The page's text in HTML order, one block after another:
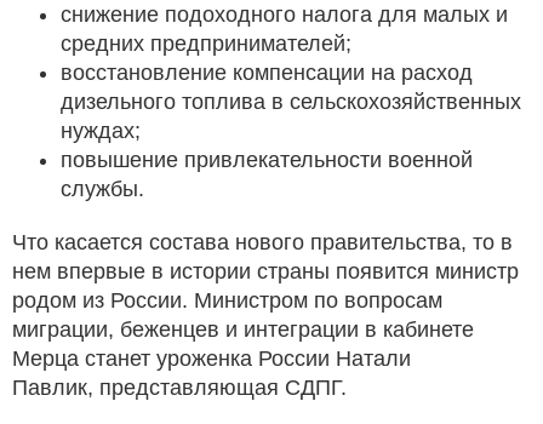
снижение подоходного налога для малых и
средних предпринимателей;
восстановление компенсации на расход
дизельного топлива в сельскохозяйственных
нуждах;
повышение привлекательности военной
службы.
Что касается состава нового правительства, то в
нем впервые в истории страны появится министр
родом из России. Министром по вопросам
миграции, беженцев и интеграции в кабинете
Мерца станет уроженка России Натали
Павлик, представляющая СДПГ.